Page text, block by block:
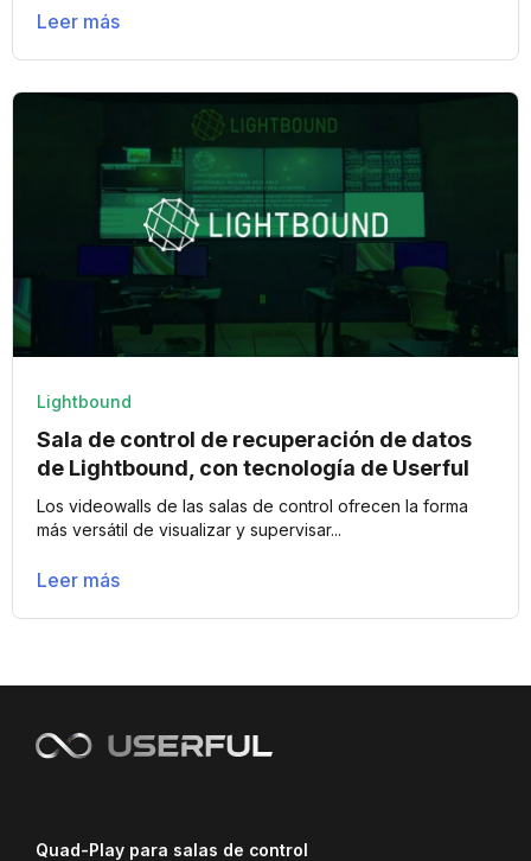
Leer más
Lightbound
Sala de control de recuperación de datos
de Lightbound, con tecnología de Userful
Los videowalls de las salas de control ofrecen la forma
más versátil de visualizar y supervisar...
Leer más
Quad-Play para salas de control